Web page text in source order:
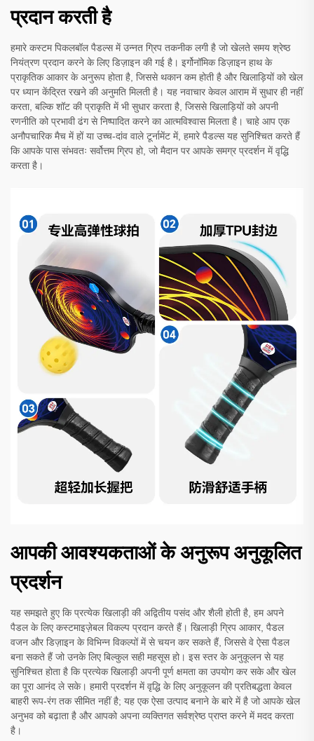
प्रदान करती है
हमारे कस्टम पिकलबॉल पैडल्स में उन्नत ग्रिप तकनीक लगी है जो खेलते समय श्रेष्ठ
नियंत्रण प्रदान करने के लिए डिज़ाइन की गई है। इर्गोनॉमिक डिज़ाइन हाथ के
प्राकृतिक आकार के अनुरूप होता है, जिससे थकान कम होती है और खिलाड़ियों को खेल
पर ध्यान केंद्रित रखने की अनुमति मिलती है। यह नवाचार केवल आराम में सुधार ही नहीं
करता, बल्कि शॉट की प्राकृति में भी सुधार करता है, जिससे खिलाड़ियों को अपनी
रणनीति को प्रभावी ढंग से निष्पादित करने का आत्मविश्वास मिलता है। चाहे आप एक
अनौपचारिक मैच में हों या उच्च-दांव वाले टूर्नामेंट में, हमारे पैडल्स यह सुनिश्चित करते हैं
कि आपके पास संभवतः सर्वोत्तम ग्रिप हो, जो मैदान पर आपके समग्र प्रदर्शन में वृद्धि
करता है।
आपकी आवश्यकताओं के अनुरूप अनुकूलित
प्रदर्शन
यह समझते हुए कि प्रत्येक खिलाड़ी की अद्वितीय पसंद और शैली होती है, हम अपने
पैडल के लिए कस्टमाइज़ेबल विकल्प प्रदान करते हैं। खिलाड़ी ग्रिप आकार, पैडल
वजन और डिज़ाइन के विभिन्न विकल्पों में से चयन कर सकते हैं, जिससे वे ऐसा पैडल
बना सकते हैं जो उनके लिए बिल्कुल सही महसूस हो। इस स्तर के अनुकूलन से यह
सुनिश्चित होता है कि प्रत्येक खिलाड़ी अपनी पूर्ण क्षमता का उपयोग कर सके और खेल
का पूरा आनंद ले सके। हमारी प्रदर्शन में वृद्धि के लिए अनुकूलन की प्रतिबद्धता केवल
बाहरी रूप-रंग तक सीमित नहीं है; यह एक ऐसा उत्पाद बनाने के बारे में है जो आपके खेल
अनुभव को बढ़ाता है और आपको अपना व्यक्तिगत सर्वश्रेष्ठ प्राप्त करने में मदद करता
है।